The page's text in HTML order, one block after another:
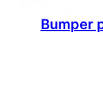
Bumper